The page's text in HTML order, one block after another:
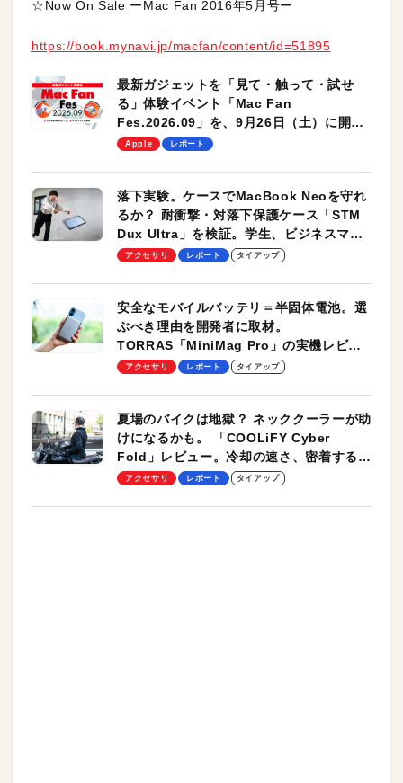
☆Now On Sale ーMac Fan 2016年5月号ー
https://book.mynavi.jp/macfan/content/id=51895
最新ガジェットを「見て・触って・試せ
る」体験イベント「Mac Fan
Fes.2026.09」を、9月26日（土）に開催
します！
Apple レポート
落下実験。ケースでMacBook Neoを守れ
るか？ 耐衝撃・対落下保護ケース「STM
Dux Ultra」を検証。学生、ビジネスマン
のモバイルユースに最適！
アクセサリ レポート タイアップ
安全なモバイルバッテリ＝半固体電池。選
ぶべき理由を開発者に取材。
TORRAS「MiniMag Pro」の実機レビュ
ーも
アクセサリ レポート タイアップ
夏場のバイクは地獄？ ネッククーラーが助
けになるかも。 「COOLiFY Cyber
Fold」レビュー。冷却の速さ、密着する冷
却プレート、シンプルな操作性がグッド！
アクセサリ レポート タイアップ